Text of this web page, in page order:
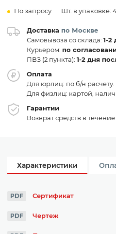
По запросу Шт. в упаковке:
Доставка по Москве
Самовывоза со склада: 1-2
Курьером: по
ПВЗ (2 пункта): 1-2 дня
Оплата
Для юрлиц: по б/н расчету.
Для физлиц: картой,
Гарантии
Возврат средств в
Характеристики
PDF Сертификат
PDF Чертеж